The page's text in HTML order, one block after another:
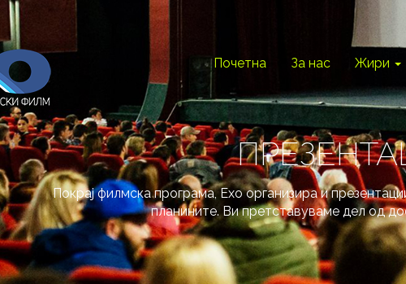
Почетна За нас Жири
Покрај филмска програма, Ехо организира и
планините. Ви претставуваме дел од